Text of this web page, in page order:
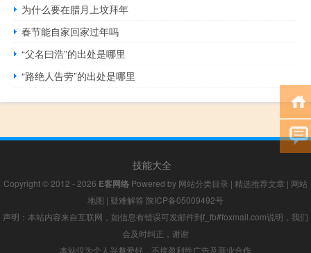
为什么要在腊月上坟拜年
春节能自家回家过年吗
“父名曰浩”的出处是哪里
“路绝人告劳”的出处是哪里
技能大全
Copyright © 2012 - 2026 E客网络 Powered by 网站分类目录 | 精选推荐文章 | 网站
地图 | 疑难解答 陕ICP备05009492号
声明：本站内容来自互联网，如信息有错误可发邮件到f_fb#foxmail.com说明，我们
会及时纠正，谢谢
本站仅为个人兴趣爱好，不接盈利性广告及商业合作